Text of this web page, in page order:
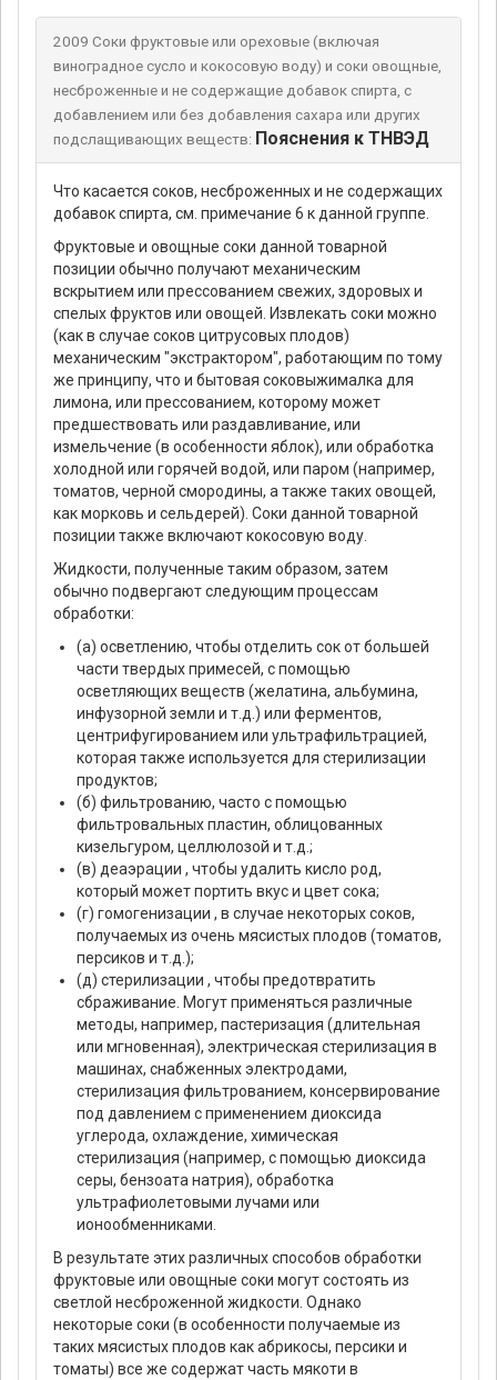
2009 Соки фруктовые или ореховые (включая
виноградное сусло и кокосовую воду) и соки овощные,
несброженные и не содержащие добавок спирта, с
добавлением или без добавления сахара или других
подслащивающих веществ: Пояснения к ТНВЭД
Что касается соков, несброженных и не содержащих
добавок спирта, см. примечание 6 к данной группе.
Фруктовые и овощные соки данной товарной
позиции обычно получают механическим
вскрытием или прессованием свежих, здоровых и
спелых фруктов или овощей. Извлекать соки можно
(как в случае соков цитрусовых плодов)
механическим "экстрактором", работающим по тому
же принципу, что и бытовая соковыжималка для
лимона, или прессованием, которому может
предшествовать или раздавливание, или
измельчение (в особенности яблок), или обработка
холодной или горячей водой, или паром (например,
томатов, черной смородины, а также таких овощей,
как морковь и сельдерей). Соки данной товарной
позиции также включают кокосовую воду.
Жидкости, полученные таким образом, затем
обычно подвергают следующим процессам
обработки:
(а) осветлению, чтобы отделить сок от большей
части твердых примесей, с помощью
осветляющих веществ (желатина, альбумина,
инфузорной земли и т.д.) или ферментов,
центрифугированием или ультрафильтрацией,
которая также используется для стерилизации
продуктов;
(б) фильтрованию, часто с помощью
фильтровальных пластин, облицованных
кизельгуром, целлюлозой и т.д.;
(в) деаэрации , чтобы удалить кисло род,
который может портить вкус и цвет сока;
(г) гомогенизации , в случае некоторых соков,
получаемых из очень мясистых плодов (томатов,
персиков и т.д.);
(д) стерилизации , чтобы предотвратить
сбраживание. Могут применяться различные
методы, например, пастеризация (длительная
или мгновенная), электрическая стерилизация в
машинах, снабженных электродами,
стерилизация фильтрованием, консервирование
под давлением с применением диоксида
углерода, охлаждение, химическая
стерилизация (например, с помощью диоксида
серы, бензоата натрия), обработка
ультрафиолетовыми лучами или
ионообменниками.
В результате этих различных способов обработки
фруктовые или овощные соки могут состоять из
светлой несброженной жидкости. Однако
некоторые соки (в особенности получаемые из
таких мясистых плодов как абрикосы, персики и
томаты) все же содержат часть мякоти в